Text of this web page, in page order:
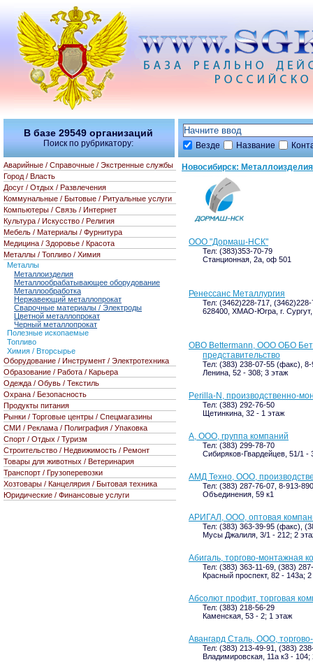
Везде Название
Новосибирск: Металлоизделия
ООО "Дормаш-НСК"
Тел: (383)353-70-79
Станционная, 2а, оф 501
Ренессанс Металлургия
Тел: (3462)228-717,
628400, ХМАО-Югра, г.
OBO Bettermann, ООО ОБО
представительство
Тел: (383) 238-07-55 (факс),
Ленина, 52 - 308; 3 этаж
Perilla-N, производственно-
Тел: (383) 292-76-50
Щетинкина, 32 - 1 этаж
А, ООО, группа компаний
Тел: (383) 299-78-70
Сибиряков-Гвардейцев, 51/1 -
АМД Техно, ООО,
Тел: (383) 287-76-07, 8-913-
Объединения, 59 к1
АРИГАЛ, ООО, оптовая
Тел: (383) 363-39-95 (факс),
Мусы Джалиля, 3/1 - 212; 2
Абигаль, торгово-монтажная
Тел: (383) 363-11-69, (383)
Красный проспект, 82 - 143а;
Абсолют профит, торговая
Тел: (383) 218-56-29
Каменская, 53 - 2; 1 этаж
Авангард Сталь, ООО,
Тел: (383) 213-49-91, (383)
Владимировская, 11а к3 - 104;
В базе 29549 организаций
Поиск по рубрикатору:
Аварийные / Справочные / Экстренные службы
Город / Власть
Досуг / Отдых / Развлечения
Коммунальные / Бытовые / Ритуальные услуги
Компьютеры / Связь / Интернет
Культура / Искусство / Религия
Мебель / Материалы / Фурнитура
Медицина / Здоровье / Красота
Металлы / Топливо / Химия
Металлы
Металлоизделия
Металлообрабатывающее оборудование
Металлообработка
Нержавеющий металлопрокат
Сварочные материалы / Электроды
Цветной металлопрокат
Черный металлопрокат
Полезные ископаемые
Топливо
Химия / Вторсырье
Оборудование / Инструмент / Электротехника
Образование / Работа / Карьера
Одежда / Обувь / Текстиль
Охрана / Безопасность
Продукты питания
Рынки / Торговые центры / Спецмагазины
СМИ / Реклама / Полиграфия / Упаковка
Спорт / Отдых / Туризм
Строительство / Недвижимость / Ремонт
Товары для животных / Ветеринария
Транспорт / Грузоперевозки
Хозтовары / Канцелярия / Бытовая техника
Юридические / Финансовые услуги